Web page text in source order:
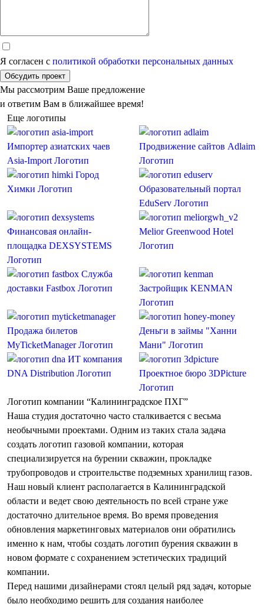
Я согласен с политикой обработки персональных данных
Обсудить проект
Мы рассмотрим Ваше предложение
и ответим Вам в ближайшее время!
Еще логотипы
Импортер азиатских чаев
Asia-Import Логотип
Продвижение сайтов Adlaim
Логотип
Город
Химки Логотип
Образовательный портал
EduServ Логотип
Финансовая онлайн-
площадка DEXSYSTEMS
Логотип
Melior Greenwood Hotel
Логотип
Служба
доставки Fastbox Логотип
Застройщик KENMAN
Логотип
Продажа билетов
MyTicketManager Логотип
Деньги в займы "Ханни
Мани" Логотип
ИТ компания
DNA Distribution Логотип
Проектное бюро 3DPicture
Логотип
Логотип компании “Калининградское ПХГ”
Наша студия достаточно часто сталкивается с весьма
необычными проектами. Одним из таких стала задача
создать логотип газовой компании, которая
специализируется на бурении скважин, прокладке
трубопроводов и строительстве подземных хранилищ газов.
Наш новый клиент располагается в Калининградской
области и ведет свою деятельность по всей стране уже
достаточно длительное время. Во время проведения
обновления маркетинговых материалов они обратились
именно к нам, чтобы создать логотип бурения скважин в
новом формате с сохранением эстетических традиций
компании.
Перед нашими дизайнерами стоял целый ряд задач, которые
было необходимо решить для создания наиболее